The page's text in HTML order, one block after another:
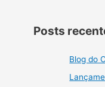
Posts
Blog do